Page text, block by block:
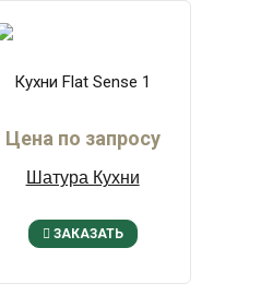
Кухни Flat Sense 1
Цена по запросу
Шатура Кухни
ЗАКАЗАТЬ